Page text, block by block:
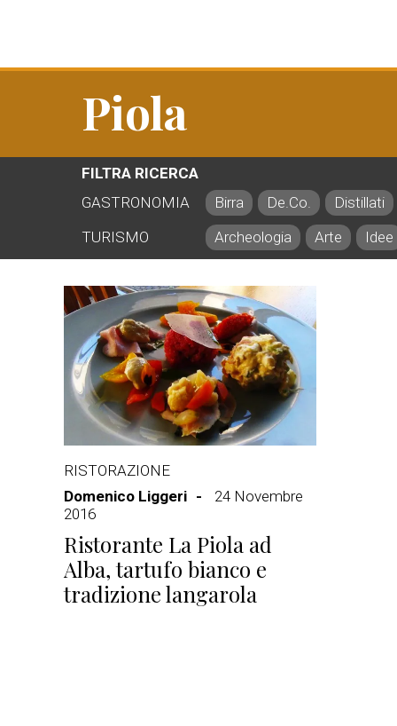
Piola
FILTRA RICERCA
GASTRONOMIA
Birra De.Co.
Distillati
TURISMO
Archeologia Arte Idee
RISTORAZIONE
Domenico Liggeri
24 Novembre
2016
Ristorante La Piola ad
Alba, tartufo bianco e
tradizione langarola